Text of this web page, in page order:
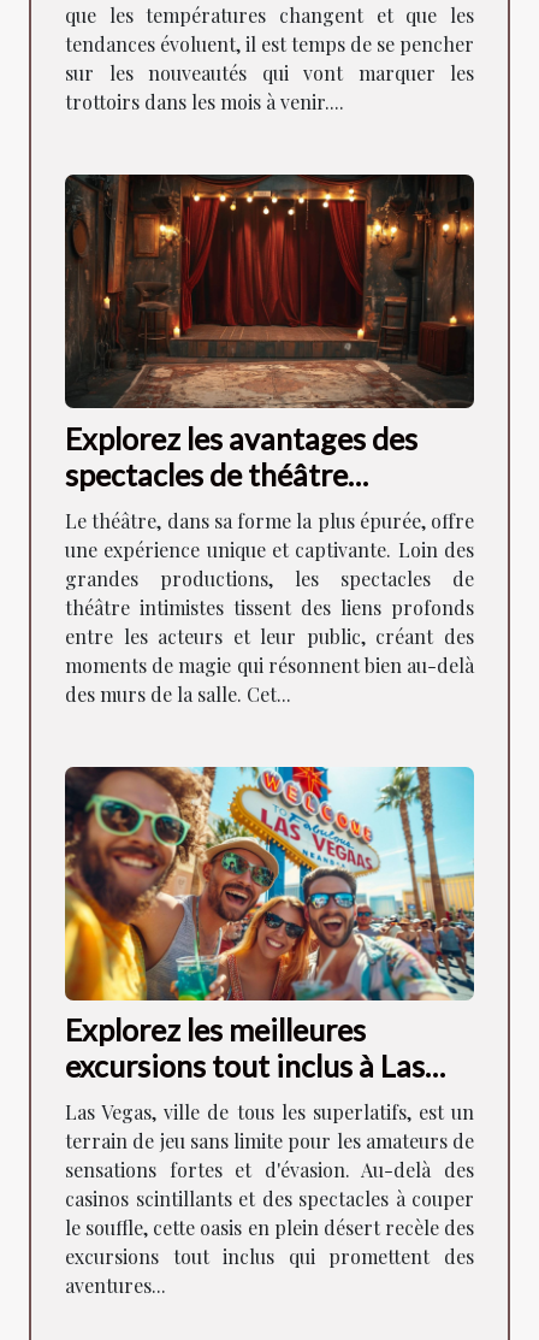
que les températures changent et que les
tendances évoluent, il est temps de se pencher
sur les nouveautés qui vont marquer les
trottoirs dans les mois à venir....
Explorez les avantages des
spectacles de théâtre
intimistes pour la
communauté locale
Le théâtre, dans sa forme la plus épurée, offre
une expérience unique et captivante. Loin des
grandes productions, les spectacles de
théâtre intimistes tissent des liens profonds
entre les acteurs et leur public, créant des
moments de magie qui résonnent bien au-delà
des murs de la salle. Cet...
Explorez les meilleures
excursions tout inclus à Las
Vegas
Las Vegas, ville de tous les superlatifs, est un
terrain de jeu sans limite pour les amateurs de
sensations fortes et d'évasion. Au-delà des
casinos scintillants et des spectacles à couper
le souffle, cette oasis en plein désert recèle des
excursions tout inclus qui promettent des
aventures...